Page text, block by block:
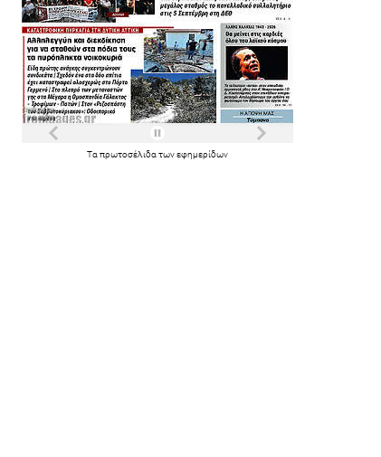
Τα πρωτοσέλιδα τωνεφημερίδων